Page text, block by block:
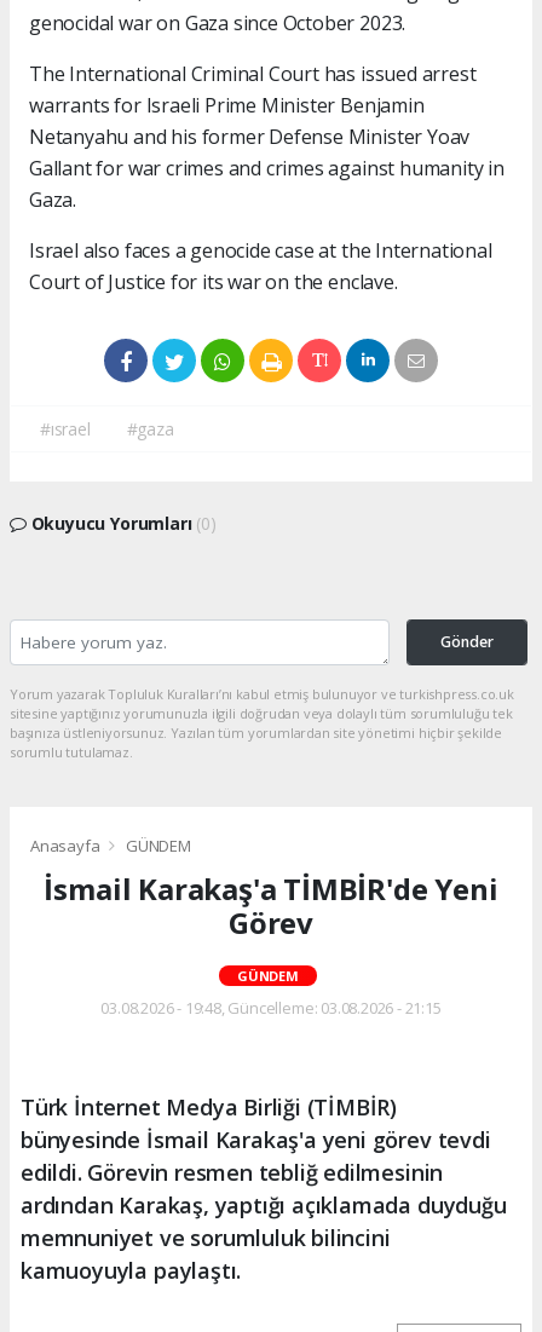
genocidal war on Gaza since October 2023.
The International Criminal Court has issued arrest
warrants for Israeli Prime Minister Benjamin
Netanyahu and his former Defense Minister Yoav
Gallant for war crimes and crimes against humanity in
Gaza.
Israel also faces a genocide case at the International
Court of Justice for its war on the enclave.
#ısrael #gaza
Okuyucu Yorumları (0)
Gönder
Yorum yazarak Topluluk Kuralları’nı kabul etmiş bulunuyor ve turkishpress.co.uk
sitesine yaptığınız yorumunuzla ilgili doğrudan veya dolaylı tüm sorumluluğu tek
başınıza üstleniyorsunuz. Yazılan tüm yorumlardan site yönetimi hiçbir şekilde
sorumlu tutulamaz.
Anasayfa GÜNDEM
İsmail Karakaş'a TİMBİR'de Yeni
Görev
GÜNDEM
03.08.2026 - 19:48, Güncelleme: 03.08.2026 - 21:15
Türk İnternet Medya Birliği (TİMBİR)
bünyesinde İsmail Karakaş'a yeni görev tevdi
edildi. Görevin resmen tebliğ edilmesinin
ardından Karakaş, yaptığı açıklamada duyduğu
memnuniyet ve sorumluluk bilincini
kamuoyuyla paylaştı.